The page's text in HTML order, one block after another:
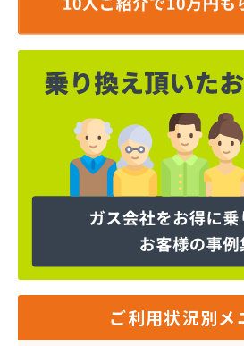
ご利用状況別メ